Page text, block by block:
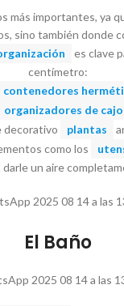
más importantes, ya
sino también donde
es clave
centímetro:
contenedores
organizadores de
decorativo
plantas
como los
darle un aire
El Baño